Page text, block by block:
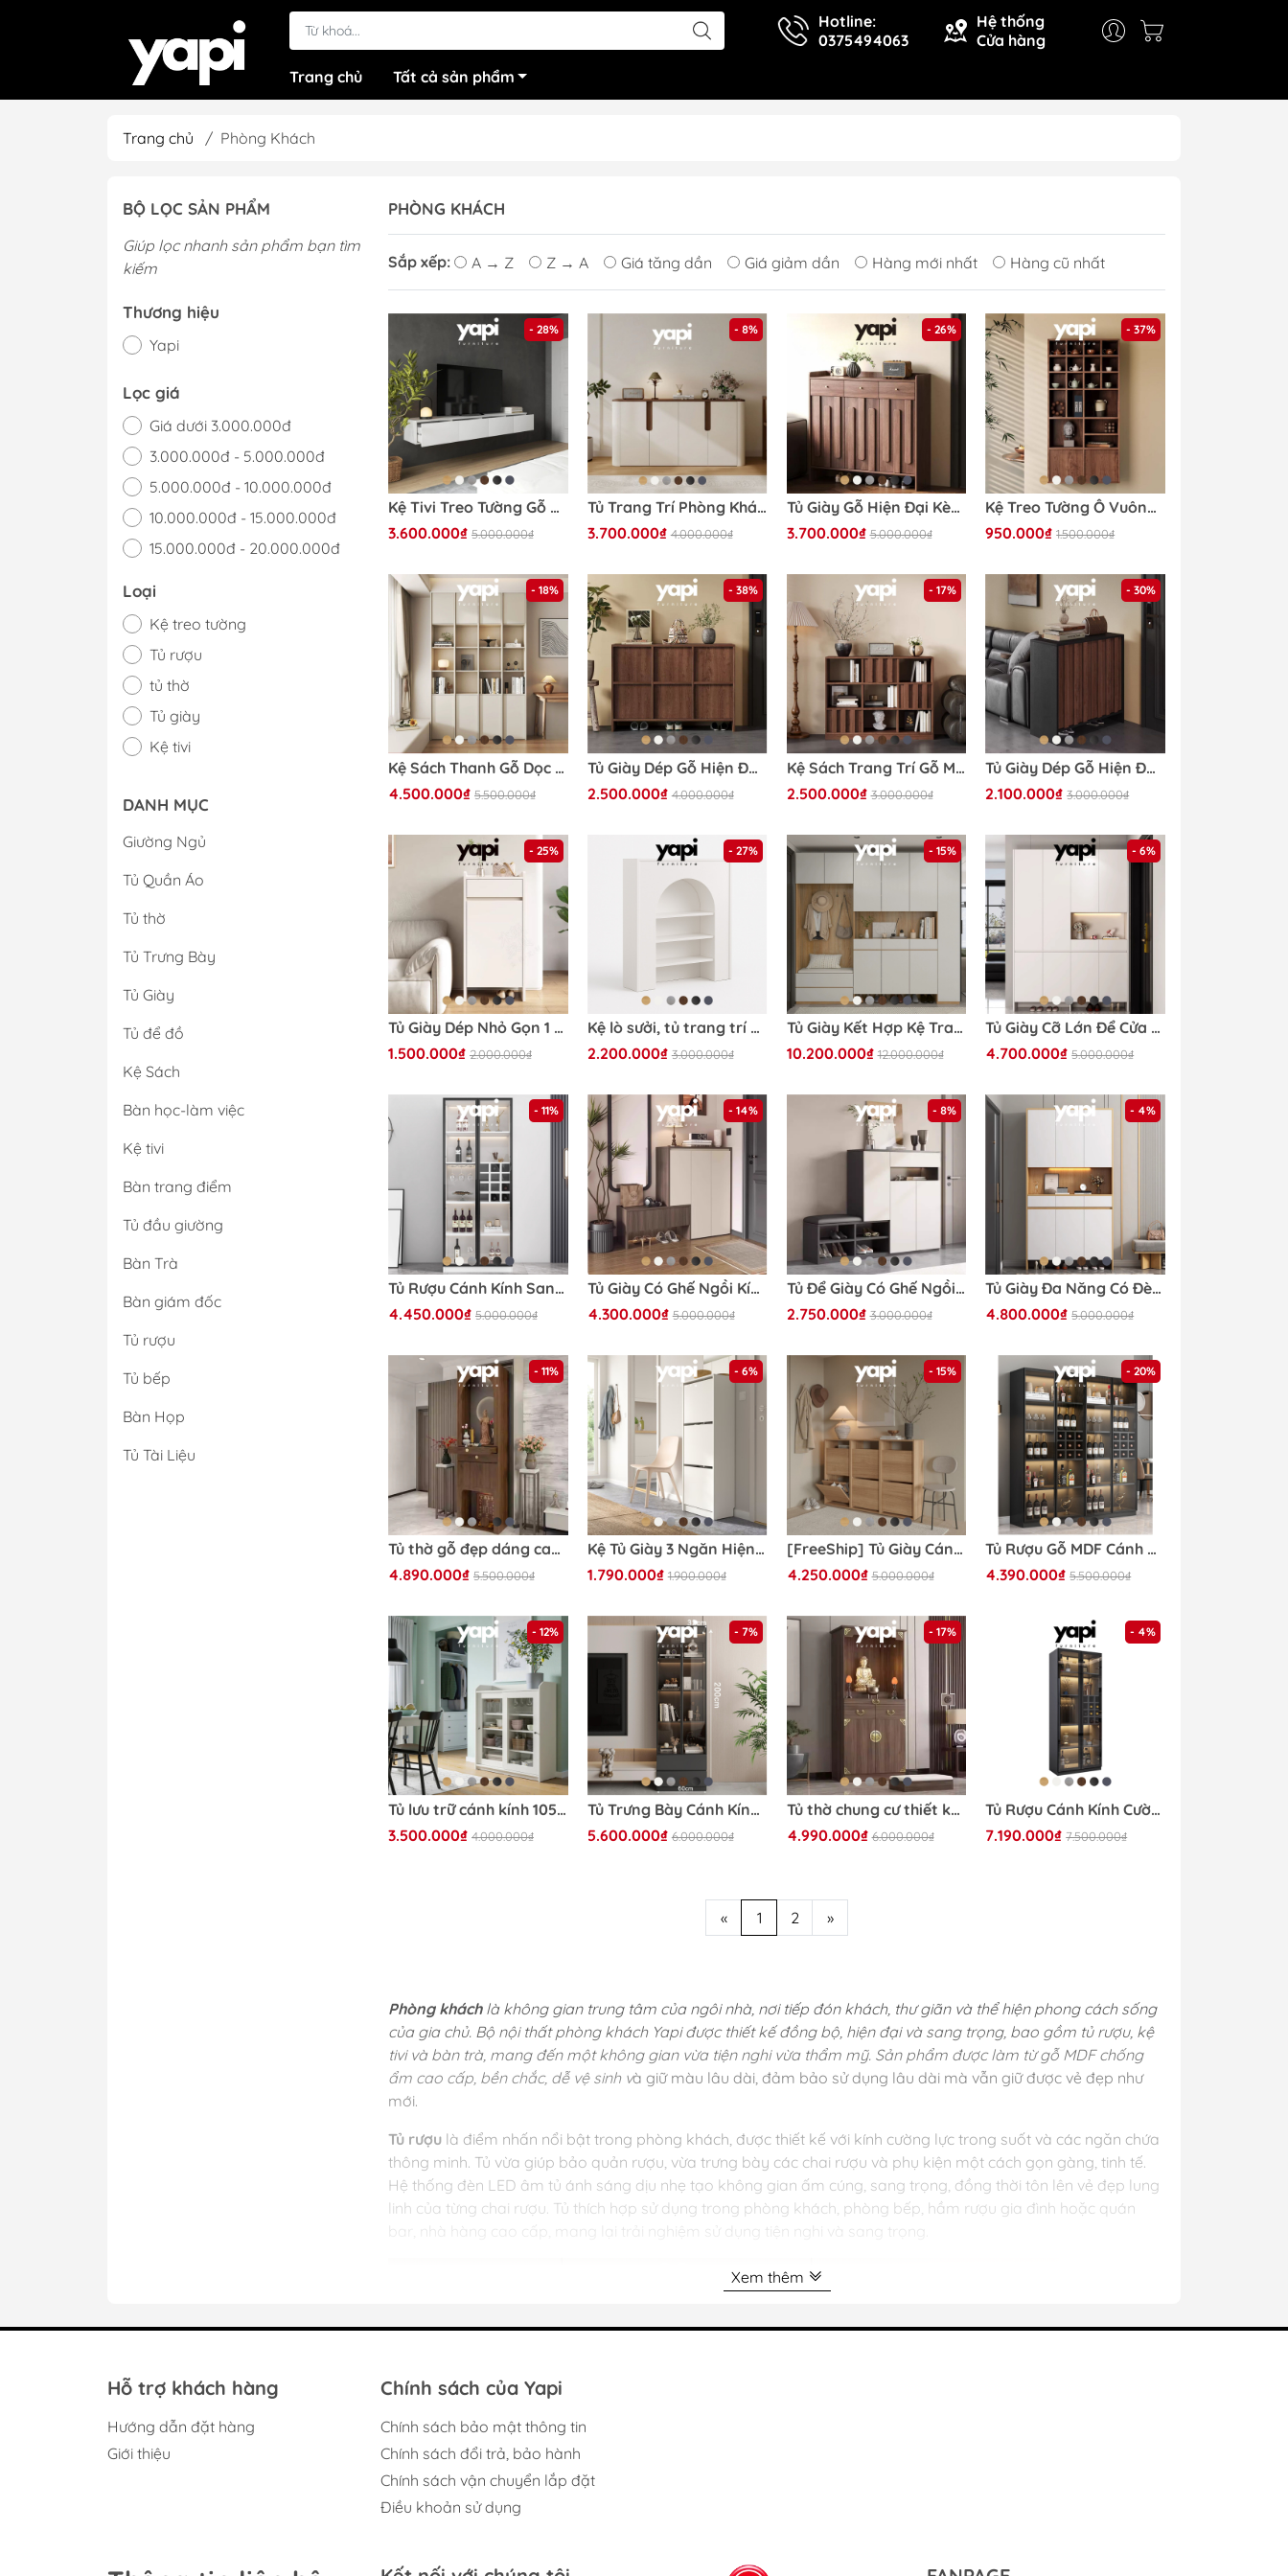
Hotline:
0375494063
Hệ thống
Cửa hàng
Trang chủ
Tất cả sản phẩm
Trang chủ / Phòng Khách
PHÒNG KHÁCH
Sắp xếp: A → Z Z → A Giá tăng dần Giá giảm dần Hàng mới nhất Hàng cũ nhất
- 28%
Kệ Tivi Treo Tường Gỗ MDF Chống Ẩm 4 Cánh Mở Hiện Đại 200cmx40cmx28cm Yapi-915
3.600.000₫ 5.000.000₫
- 8%
Tủ Trang Trí Phòng Khách Góc Bo Tròn Phong Cách Hiện Đại Tối Giản 198x40x90cm Yapi-121
3.700.000₫ 4.000.000₫
- 26%
Tủ Giày Gỗ Hiện Đại Kèm Ngăn Kéo Vân Gỗ Nổi Hiện Đại 140x38x110cm Yapi-338
3.700.000₫ 5.000.000₫
- 37%
Kệ Treo Tường Ô Vuông Nhiều Ngăn Decor Phòng Khách 80x25x120cm Yapi-KTT001
950.000₫ 1.500.000₫
- 18%
Kệ Sách Thanh Gỗ Dọc Nhiều Ngăn Hiện Đại 240x35x240cmYapi-673
4.500.000₫ 5.500.000₫
- 38%
Tủ Giày Dép Gỗ Hiện Đại Nhiều Ngăn Thiết Kế Ô Vuông 160x40x95cm Yapi-334
2.500.000₫ 4.000.000₫
- 17%
Kệ Sách Trang Trí Gỗ MDF Nhiều Ngăn Vân Gỗ Nổi 120x35x110cm Yapi-672
2.500.000₫ 3.000.000₫
- 30%
Tủ Giày Dép Gỗ Hiện Đại Cánh Vân Gỗ Dọc 150x38x95cm Yapi-332
2.100.000₫ 3.000.000₫
- 25%
Tủ Giày Dép Nhỏ Gọn 1 Cánh Kèm Ngăn Kéo Cho Căn Hộ Nhỏ 50x35x110cm Yapi-330
1.500.000₫ 2.000.000₫
- 27%
Kệ lò sưởi, tủ trang trí phong cách Bắc Âu 80x20x90cm Yapi-167
2.200.000₫ 3.000.000₫
- 15%
Tủ Giày Kết Hợp Kệ Trang Trí Phòng Khách Màu Vân Gỗ Phối Yapi-323
10.200.000₫ 12.000.000₫
- 6%
Tủ Giày Cỡ Lớn Để Cửa Ra Vào LẮP ĐẶT TẬN NHÀ Yapi-316 - Nhiều Kích Thước
4.700.000₫ 5.000.000₫
- 11%
Tủ Rượu Cánh Kính Sang Trọng Trưng Bày Phòng Khách Có LED Kích thước 80x40x200cm Yapi-TK005
4.450.000₫ 5.000.000₫
- 14%
Tủ Giày Có Ghế Ngồi Kích Thước 140x35x110cm LẮP SẴN Yapi-317
4.300.000₫ 5.000.000₫
- 8%
Tủ Để Giày Có Ghế Ngồi Bọc Nệm 140x35x100cm Yapi-322
2.750.000₫ 3.000.000₫
- 4%
Tủ Giày Đa Năng Có Đèn LED Gỗ MDF Chống Ẩm Thiết Kế Tối Ưu Không Gian Yapi-315
4.800.000₫ 5.000.000₫
- 11%
Tủ thờ gỗ đẹp dáng cao tích hợp đèn LED Yapi-1201 60x40x240cm
4.890.000₫ 5.500.000₫
- 6%
Kệ Tủ Giày 3 Ngăn Hiện Đại Bằng Gỗ MDF 49x28x135cm Yapi-309
1.790.000₫ 1.900.000₫
- 15%
[FreeShip] Tủ Giày Cánh Lật 6 Ô Phong Cách Scandinavian 150x31x100cm Yapi-314
4.250.000₫ 5.000.000₫
- 20%
Tủ Rượu Gỗ MDF Cánh Kính Tích Hợp Đèn LED 160x40x200cm Yapi TK001
4.390.000₫ 5.500.000₫
- 12%
Tủ lưu trữ cánh kính 105x36x116cm Yapi-165 trang trí phòng khách, phòng bếp
3.500.000₫ 4.000.000₫
- 7%
Tủ Trưng Bày Cánh Kính Tích Hợp Đèn LED 60x32x200cm Yapi TK003 Trang Trí Phòng Khách
5.600.000₫ 6.000.000₫
- 17%
Tủ thờ chung cư thiết kế hiện đại Yapi-1200 120x43x185 (DxRxC)
4.990.000₫ 6.000.000₫
- 4%
Tủ Rượu Cánh Kính Cường Lực Khung Nhôm Tích Hợp Đèn LED 80x40x200cm Yapi TK002
7.190.000₫ 7.500.000₫
« 1 2 »
Phòng khách là không gian trung tâm của ngôi nhà, nơi tiếp đón khách, thư giãn và thể hiện phong cách sống
của gia chủ. Bộ nội thất phòng khách Yapi được thiết kế đồng bộ, hiện đại và sang trọng, bao gồm tủ rượu, kệ
tivi và bàn trà, mang đến một không gian vừa tiện nghi vừa thẩm mỹ. Sản phẩm được làm từ gỗ MDF chống
ẩm cao cấp, bền chắc, dễ vệ sinh và giữ màu lâu dài, đảm bảo sử dụng lâu dài mà vẫn giữ được vẻ đẹp như
mới.
Tủ rượu là điểm nhấn nổi bật trong phòng khách, được thiết kế với kính cường lực trong suốt và các ngăn chứa
thông minh. Tủ vừa giúp bảo quản rượu, vừa trưng bày các chai rượu và phụ kiện một cách gọn gàng, tinh tế.
Hệ thống đèn LED âm tủ ánh sáng dịu nhẹ tạo không gian ấm cúng, sang trọng, đồng thời tôn lên vẻ đẹp lung
linh của từng chai rượu. Tủ thích hợp sử dụng trong phòng khách, phòng bếp, hầm rượu gia đình hoặc quán
bar, nhà hàng cao cấp, mang lại trải nghiệm sử dụng tiện nghi và sang trọng.
Xem thêm
BỘ LỌC SẢN PHẨM
Giúp lọc nhanh sản phẩm bạn tìm
kiếm
Thương hiệu
Yapi
Lọc giá
Giá dưới 3.000.000đ
3.000.000đ - 5.000.000đ
5.000.000đ - 10.000.000đ
10.000.000đ - 15.000.000đ
15.000.000đ - 20.000.000đ
Loại
Kệ treo tường
Tủ rượu
tủ thờ
Tủ giày
Kệ tivi
Tủ Kính
Kệ trang trí
Bàn trà
DANH MỤC
Giường Ngủ
Tủ Quần Áo
Tủ thờ
Tủ Trưng Bày
Tủ Giày
Tủ để đồ
Kệ Sách
Bàn học-làm việc
Kệ tivi
Bàn trang điểm
Tủ đầu giường
Bàn Trà
Bàn giám đốc
Tủ rượu
Tủ bếp
Bàn Họp
Tủ Tài Liệu
Hỗ trợ khách hàng
Hướng dẫn đặt hàng
Giới thiệu
Chính sách của Yapi
Chính sách bảo mật thông tin
Chính sách đổi trả, bảo hành
Chính sách vận chuyển lắp đặt
Điều khoản sử dụng